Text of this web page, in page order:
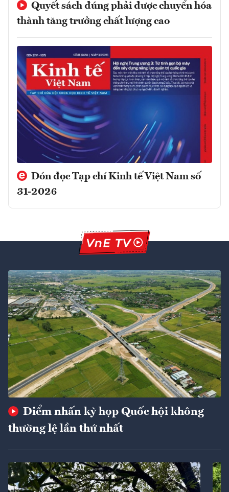
Quyết sách đúng phải được chuyển hóa
thành tăng trưởng chất lượng cao
Đón đọc Tạp chí Kinh tế Việt Nam số
31-2026
Điểm nhấn kỳ họp Quốc hội không
thường lệ lần thứ nhất